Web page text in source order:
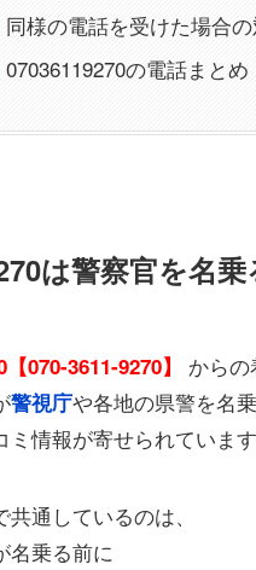
同様の電話を受けた場合
07036119270の電話まと
は警察官を名
070-3611-9270】
からの
警視庁や各地の県警を名
情報が寄せられています
通しているのは、
名乗る前に